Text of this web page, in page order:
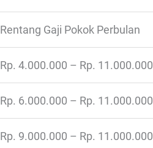
Rentang Gaji Pokok Perbulan
Rp. 4.000.000 – Rp. 11.000.000
Rp. 6.000.000 – Rp. 11.000.000
Rp. 9.000.000 – Rp. 11.000.000